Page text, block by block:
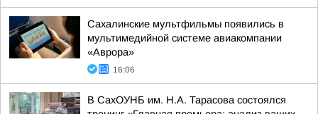
Сахалинские мультфильмы появились в
мультимедийной системе авиакомпании
«Аврора»
16:06
В СахОУНБ им. Н.А. Тарасова состоялся